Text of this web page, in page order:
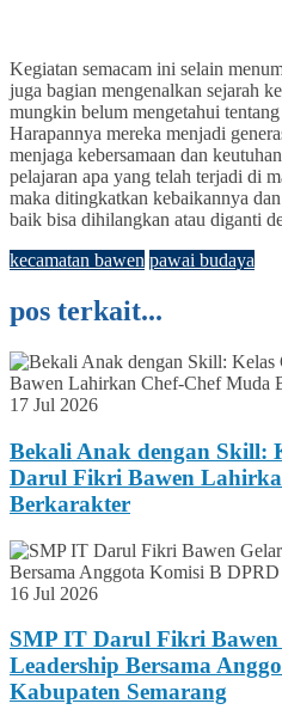
Kegiatan semacam ini selain
juga bagian mengenalkan sejarah
mungkin belum mengetahui
Harapannya mereka menjadi
menjaga kebersamaan dan
pelajaran apa yang telah terjadi di
maka ditingkatkan kebaikannya
baik bisa dihilangkan atau diganti
kecamatan bawen pawai budaya
pos terkait...
17 Jul 2026
Bekali Anak dengan Skill:
Darul Fikri Bawen
Berkarakter
16 Jul 2026
SMP IT Darul Fikri
Leadership Bersama
Kabupaten Semarang